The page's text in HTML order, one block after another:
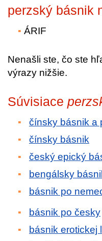
perzský básnik
ÁRIF
Nenašli ste, čo ste
výrazy nižšie.
Súvisiace
čínsky básnik a
čínsky básnik
český epický
bengálsky
básnik po
básnik po česky
básnik erotickej